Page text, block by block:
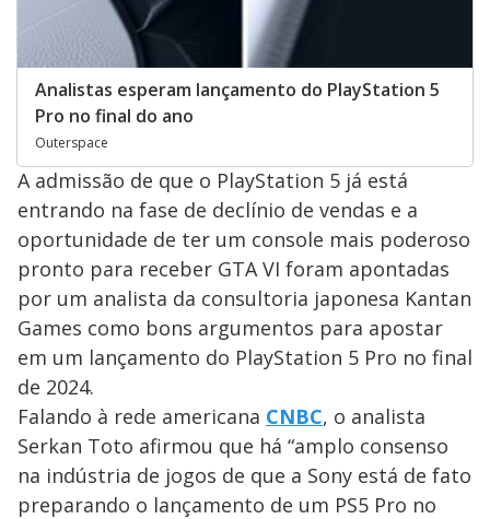
Analistas esperam lançamento do PlayStation 5
Pro no final do ano
Outerspace
A admissão de que o PlayStation 5 já está
entrando na fase de declínio de vendas e a
oportunidade de ter um console mais poderoso
pronto para receber GTA VI foram apontadas
por um analista da consultoria japonesa Kantan
Games como bons argumentos para apostar
em um lançamento do PlayStation 5 Pro no final
de 2024.
Falando à rede americana CNBC, o analista
Serkan Toto afirmou que há “amplo consenso
na indústria de jogos de que a Sony está de fato
preparando o lançamento de um PS5 Pro no